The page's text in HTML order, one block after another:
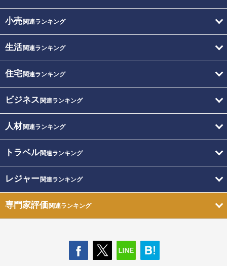
小売関連ランキング
生活関連ランキング
住宅関連ランキング
ビジネス 関連ランキング
人材関連ランキング
トラベル関連ランキング
レジャー関連ランキング
専門家評価関連ランキング